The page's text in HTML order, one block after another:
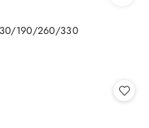
190/260/330